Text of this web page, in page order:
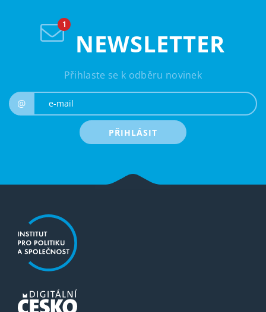
NEWSLETTER
Přihlaste se k odběru novinek
@
PŘIHLÁSIT